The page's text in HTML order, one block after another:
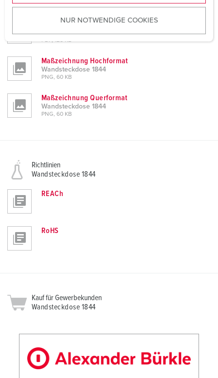
u
w
a
h
NUR NOTWENDIGE COOKIES
PDF, 137 KB
Montageanleitung / Betriebsanleitung
Wandsteckdose 1844
PDF, 128 KB
Maßzeichnung Hochformat
Wandsteckdose 1844
PNG, 60 KB
Maßzeichnung Querformat
Wandsteckdose 1844
PNG, 60 KB
Richtlinien
Wandsteckdose 1844
REACh
RoHS
Kauf für Gewerbekunden
Wandsteckdose 1844